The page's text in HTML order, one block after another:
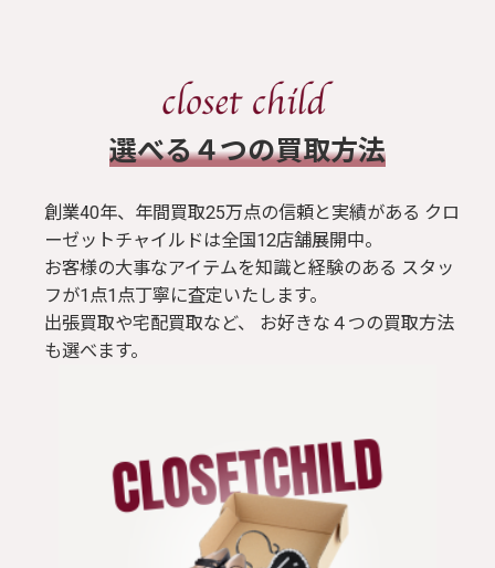
ブラウス / シャツ
トップス
Tシャツ
​選べる４つの買取方法
創業40年、年間買取25万点の信頼と実績がある クロ
ーゼットチャイルドは全国12店舗展開中。
お客様の大事なアイテムを知識と経験のある スタッ
フが1点1点丁寧に査定いたします。
出張買取や宅配買取など、 お好きな４つの買取方法
も選べます。